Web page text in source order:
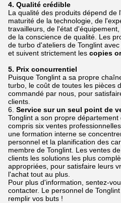
4. Qualité crédible
La qualité des produits dépend de
maturité de la technologie, de
travailleurs, de l'état
de la conscience de qualité. Les
de turbo d'ateliers de Tonglint avec
et suivent strictement les copies
5. Prix concurrentiel
Puisque Tonglint a sa propre
turbo, le coût de toutes les pièces
commandé par nous, pour
clients.
6. Service sur un seul point de
Tonglint a son propre
compris six ventes
une formation interne se
personnel et la planification des
membre de Tonglint. Les ventes
clients les solutions les plus
appropriées, pour satisfaire leurs
l'achat tout au plus.
Pour plus d'information, sentez-
contacter. Le personnel de
remplir vos buts !